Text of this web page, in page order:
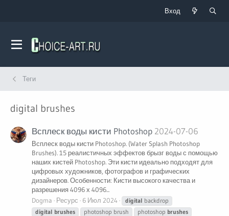
Вход
Теги
digital brushes
Всплеск воды кисти Photoshop 2024-07-06
Всплеск воды кисти Photoshop. (Water Splash Photoshop
Brushes). 15 реалистичных эффектов брызг воды с помощью
наших кистей Photoshop. Эти кисти идеально подходят для
цифровых художников, фотографов и графических
дизайнеров. Особенности: Кисти высокого качества и
разрешения 4096 х 4096...
Dogma
Ресурс 6 Июл 2024 digital backdrop
digital brushes photoshop brush photoshop brushes